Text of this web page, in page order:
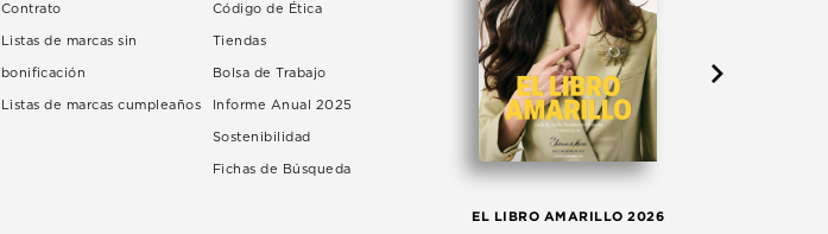
Contrato
Listas de marcas sin
bonificación
Listas de marcas cumpleaños
Código de Ética
Tiendas
Bolsa de Trabajo
Informe Anual 2025
Sostenibilidad
Fichas de Búsqueda
EL LIBRO AMARILLO 2026